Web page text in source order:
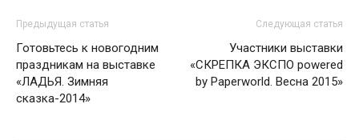
Предыдущая статья
Готовьтесь к новогодним
праздникам на выставке
«ЛАДЬЯ. Зимняя
сказка-2014»
Следующая статья
Участники выставки
«СКРЕПКА ЭКСПО powered
by Paperworld. Весна 2015»